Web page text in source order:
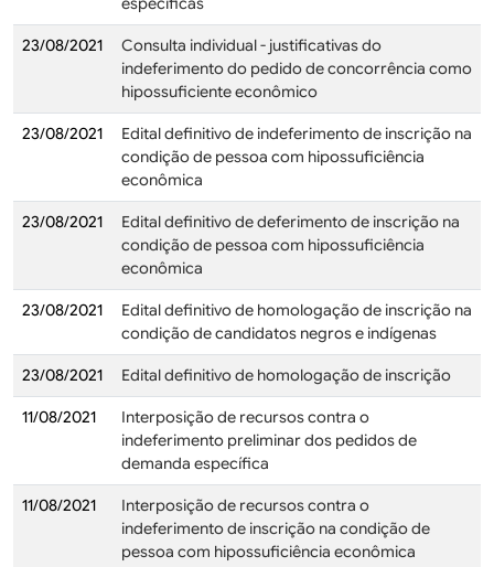
23/08/2021
Consulta individual - justificativas do
indeferimento do pedido de concorrência como
hipossuficiente econômico
23/08/2021
Edital definitivo de indeferimento de inscrição na
condição de pessoa com hipossuficiência
econômica
23/08/2021
Edital definitivo de deferimento de inscrição na
condição de pessoa com hipossuficiência
econômica
23/08/2021
Edital definitivo de homologação de inscrição na
condição de candidatos negros e indígenas
23/08/2021 Edital definitivo de homologação de inscrição
11/08/2021
Interposição de recursos contra o
indeferimento preliminar dos pedidos de
demanda específica
11/08/2021
Interposição de recursos contra o
indeferimento de inscrição na condição de
pessoa com hipossuficiência econômica